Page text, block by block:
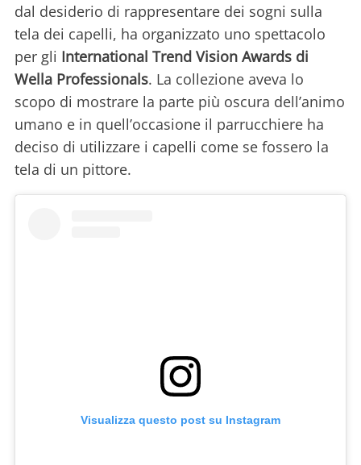
dal desiderio di rappresentare dei sogni sulla
tela dei capelli, ha organizzato uno spettacolo
per gli International Trend Vision Awards di
Wella Professionals. La collezione aveva lo
scopo di mostrare la parte più oscura dell’animo
umano e in quell’occasione il parrucchiere ha
deciso di utilizzare i capelli come se fossero la
tela di un pittore.
Visualizza questo post su Instagram